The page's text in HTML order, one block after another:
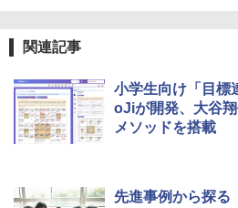
チ) ディズニー
対象年齢6歳か
ンツが1年間使
5 Fernrohr:実験
￥4,746
関連記事
小学生向け「目標
oJiが開発、大谷
メソッドを搭載
先進事例から探る